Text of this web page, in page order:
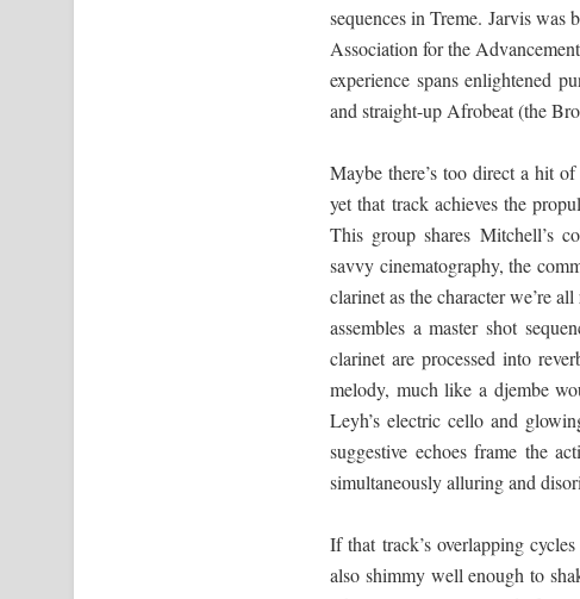
Father Song Lyrics - ෆාදර් ගීතයේ පද පෙළ
Dannawada Mawa Song Lyrics - දන්නවාද මාව ගීතයේ පද
Ahimi Wimai Himi Song Lyrics - අහිමි විමයි හිමි ගීතයේ පද
sequences in Treme. Jarvis
Association for the
experience spans enlightened
and straight-up Afrobeat (the
Maybe there’s too direct a hit
yet that track achieves the
This group shares Mitchell’s
savvy cinematography, the
clarinet as the character we’re
assembles a master shot
clarinet are processed into
melody, much like a djembe
Leyh’s electric cello and
suggestive echoes frame the
simultaneously alluring and
If that track’s overlapping
also shimmy well enough to